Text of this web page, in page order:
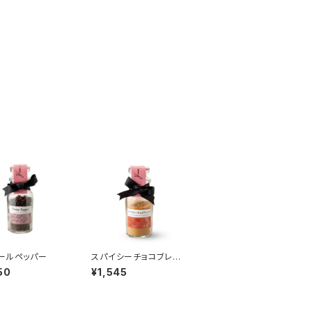
ルペッパー
スパイシーチョコブレン
ド
¥1,545